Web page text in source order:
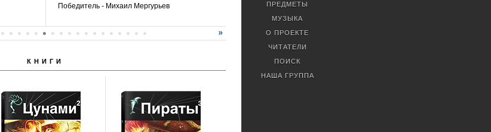
Победитель - Михаил Мергурьев
КНИГИ
ПРЕДМЕТЫ
МУЗЫКА
О ПРОЕКТЕ
ЧИТАТЕЛИ
ПОИСК
НАША ГРУППА